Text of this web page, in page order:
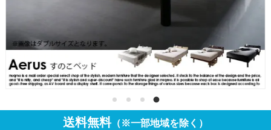
送料無料（※一部地域を除く）